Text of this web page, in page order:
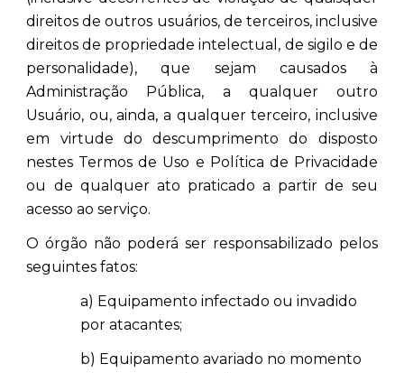
direitos de outros usuários, de terceiros, inclusive
direitos de propriedade intelectual, de sigilo e de
personalidade), que sejam causados à
Administração Pública, a qualquer outro
Usuário, ou, ainda, a qualquer terceiro, inclusive
em virtude do descumprimento do disposto
nestes Termos de Uso e Política de Privacidade
ou de qualquer ato praticado a partir de seu
acesso ao serviço.
O órgão não poderá ser responsabilizado pelos
seguintes fatos:
a) Equipamento infectado ou invadido
por atacantes;
b) Equipamento avariado no momento